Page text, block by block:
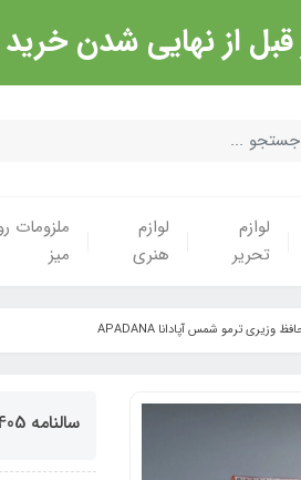
خرید حتما با شماره
لوازم
تحریر
لوازم
هنری
ملزومات
میز
سالنامه 1405 حافظ وزیری ترمو شمس آپادانا APADANA